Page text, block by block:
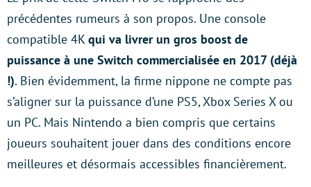
précédentes rumeurs à son propos. Une console
compatible 4K qui va livrer un gros boost de
puissance à une Switch commercialisée en 2017 (déjà
!). Bien évidemment, la firme nippone ne compte pas
s’aligner sur la puissance d’une PS5, Xbox Series X ou
un PC. Mais Nintendo a bien compris que certains
joueurs souhaitent jouer dans des conditions encore
meilleures et désormais accessibles financièrement.